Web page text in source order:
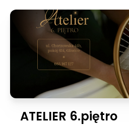
ATELIER 6.piętro